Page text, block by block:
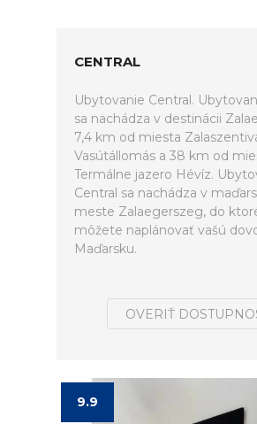
CENTRAL
Ubytovanie Central.
sa nachádza v destinácii
7,4 km od miesta
Vasútállomás a 38 km od
Termálne jazero Hévíz.
Central sa nachádza v
meste Zalaegerszeg, do
môžete naplánovať vašú
Maďarsku.
OVERIŤ
9.9